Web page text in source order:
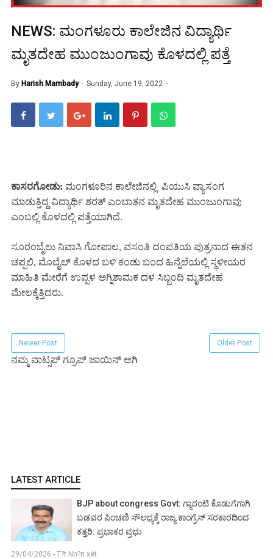
NEWS: ಮಂಗಳೂರು ಕಾಲೇಜಿನ ವಿದ್ಯಾರ್ಥಿ
ಮೃತದೇಹ ಮುಂಜುಂಗಾವು ಕೊಳದಲ್ಲಿ ಪತ್ತೆ
By Harish Mambady Sunday, June 19, 2022
ಕಾಸರಗೋಡು: ಮಂಗಳೂರಿನ ಕಾಲೇಜಿನಲ್ಲಿ ಪಿಯುಸಿ ವ್ಯಾಸಂಗ
ಮಾಡುತ್ತಿದ್ದ ವಿದ್ಯಾರ್ಥಿ ಶರತ್ ಎಂಬಾತನ ಮೃತದೇಹ ಮುಂಜುಂಗಾವು
ಎಂಬಲ್ಲಿ ಕೊಳದಲ್ಲಿ ಪತ್ತೆಯಾಗಿದೆ.
ಸೂರಂಬೈಲು ನಿವಾಸಿ ಗೋಪಾಲ, ವಸಂತಿ ದಂಪತಿಯ ಪುತ್ರನಾದ ಈತನ
ಚಪ್ಪಲಿ, ಮೊಬೈಲ್ ಕೊಳದ ಬಳಿ ಕಂಡು ಬಂದ ಹಿನ್ನೆಲೆಯಲ್ಲಿ ಸ್ಥಳೀಯರ
ಮಾಹಿತಿ ಮೇರೆಗೆ ಉಪ್ಪಳ ಅಗ್ನಿಶಾಮಕ ದಳ ಸಿಬ್ಬಂದಿ ಮೃತದೇಹ
ಮೇಲಕ್ಕೆತ್ತಿದರು.
Newer Post Older Post
ನಮ್ಮ ವಾಟ್ಸಪ್ ಗ್ರೂಪ್ ಜಾಯಿನ್ ಆಗಿ
LATEST ARTICLE
BJP about congress Govt: ಗ್ಯಾರಂಟಿ ಕೊಡುಗೆಗಾಗಿ
ಬಡವರ ಪಿಂಚಣಿ ಸೌಲಭ್ಯಕ್ಕೆ ರಾಜ್ಯ ಕಾಂಗ್ರೆಸ್ ಸರಕಾರದಿಂದ
ಕತ್ತರಿ: ಪ್ರಭಾಕರ ಪ್ರಭು
29/04/2026 - T?t Nh?n xét